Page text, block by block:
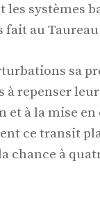
systèmes
au Taureau
sa
repenser
et à la mise
ce transit
chance à